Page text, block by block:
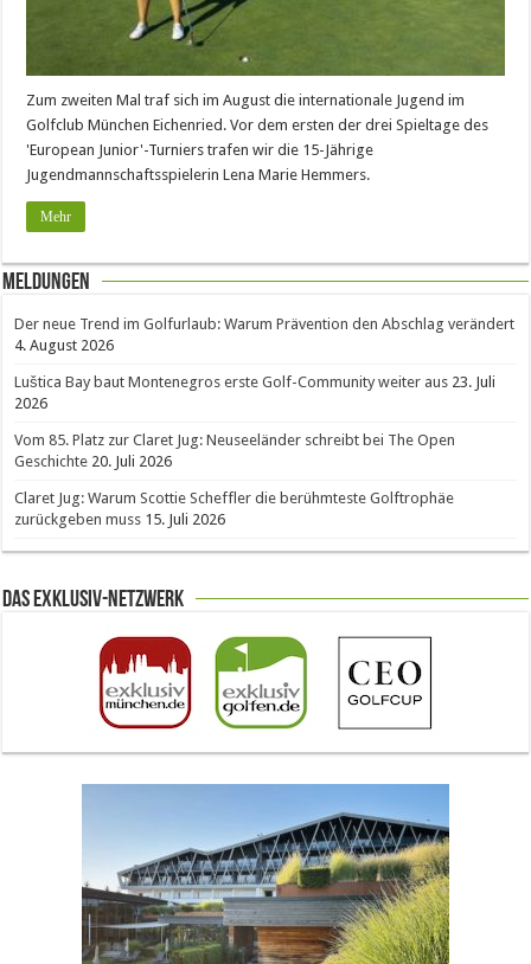
Zum zweiten Mal traf sich im August die internationale Jugend im
Golfclub München Eichenried. Vor dem ersten der drei Spieltage des
'European Junior'-Turniers trafen wir die 15-Jährige
Jugendmannschaftsspielerin Lena Marie Hemmers.
Mehr
Meldungen
Der neue Trend im Golfurlaub: Warum Prävention den Abschlag verändert
4. August 2026
Luštica Bay baut Montenegros erste Golf-Community weiter aus 23. Juli
2026
Vom 85. Platz zur Claret Jug: Neuseeländer schreibt bei The Open
Geschichte 20. Juli 2026
Claret Jug: Warum Scottie Scheffler die berühmteste Golftrophäe
zurückgeben muss 15. Juli 2026
Das Exklusiv-Netzwerk